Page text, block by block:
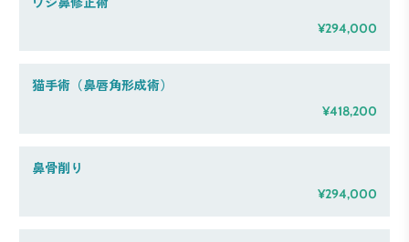
¥294,000
猫手術（鼻唇角形成術）
¥418,200
鼻骨削り
¥294,000